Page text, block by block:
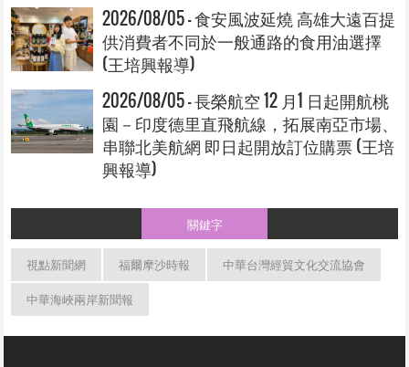
2026/08/05 - 食安風波延燒 高雄大遠百提
供消費者不同於一般通路的食用油選擇
(王培興報導)
2026/08/05 - 長榮航空 12 月1 日起開航桃
園－印度德里直飛航線，拓展南亞市場、
串聯北美航網 即日起開放訂位購票 (王培
興報導)
關鍵字
視點新聞網 福爾摩沙時報
中華台灣經貿文化交流協會
中華海峽兩岸新聞報